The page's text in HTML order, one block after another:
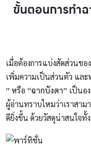
ขั้นตอนการทำ
เมื่อต้องการแบ่งสัดส่วนข
เพิ่มความเป็นส่วนตัว แล
” หรือ “ฉากบังตา” เป็นอ
ผู้อ่านทราบไหมว่าเราสา
ดียิ่งขึ้น ด้วยวัสดุน่าสนใจทั้